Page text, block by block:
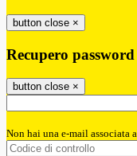
button close ×
Recupero password
button close ×
Non hai una e-mail associata